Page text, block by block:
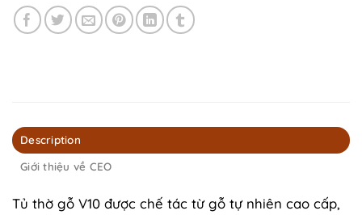
Description
Giới thiệu về CEO
Tủ thờ gỗ V10 được chế tác từ gỗ tự nhiên cao cấp,